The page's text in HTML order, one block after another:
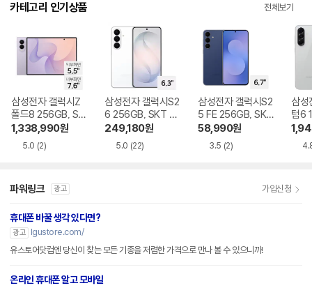
카테고리 인기상품 전체보기
삼성전자 갤럭시Z
폴드8 256GB, SK
T 기기변경 완납
1,338,990원
5.0 (2)
삼성전자 갤럭시S2
6 256GB, SKT 기
기변경 완납
249,180원
5.0 (22)
삼성전자 갤럭시S2
5 FE 256GB, SKT
기기변경 완납
58,990원
3.5 (2)
삼성
텀6
기기
파워링크 광고 가입신청
휴대폰 바꿀 생각 있다면?
광고
lgustore.com/
유스토어닷컴엔 당신이 찾는 모든 기종을 저렴한 가격으로 만나 볼 수 있으니까!
온라인 휴대폰 알고 모바일